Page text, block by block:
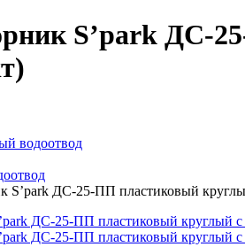
S’park ДС-
водоотвод
S’park ДС-25-ПП пластиковый